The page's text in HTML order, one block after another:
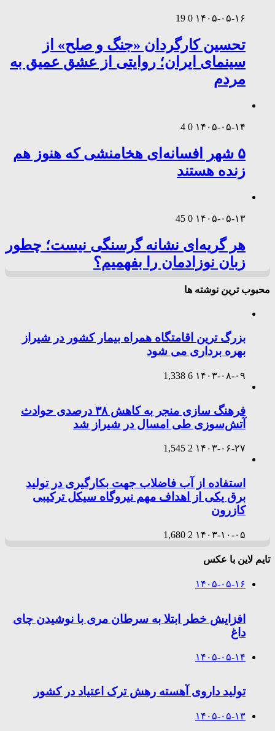
۱۴۰۵-۰۵-۱۶ 0
19
تحسین کارگردان «جنگ و صلح» از
سینمای ایران؛ روایتی از عشق عمیق به
مردم
۱۴۰۵-۰۵-۱۴ 0
4
۵ شهر افسانه‌ای هخامنشی که هنوز هم
زنده هستند
۱۴۰۵-۰۵-۱۳ 0
45
هر گریه‌ای نشانه گرسنگی نیست؛ چطور
زبان نوزادمان را بفهمیم؟
محبوب ترین نوشته ها
بزرگ ترین اقامتگاه همراه بیمار کشور در شیراز
بهره برداری می شود
۱۴۰۳-۰۸-۰۹ 6
1,338
فرهنگ سازی منجر به کاهش ۳۸ درصدی حوادث
آتش‌سوزی طی امسال در شیراز شد
۱۴۰۳-۰۶-۲۷ 2
1,545
استفاده از آب فاضلاب جهت بکارگیری در تولید
برق یکی از اهداف مهم نیروگاه سیکل ترکیبی
کازرون
۱۴۰۳-۱۰-۰۵ 2
1,680
تایم لاین با عکس
۱۴۰۵-۰۵-۱۶
افزایش خطر ابتلا به سرطان مری با نوشیدن چای
داغ
۱۴۰۵-۰۵-۱۴
تولید داروی آهسته رهش ترک اعتیاد در کشور
۱۴۰۵-۰۵-۱۳